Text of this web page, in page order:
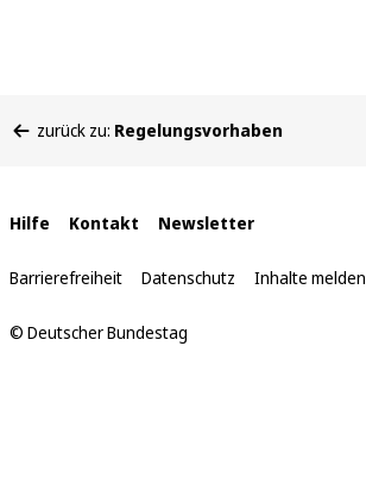
befinden
zurück zu: Regelungsvorhaben
Interne
Links
Hilfe Kontakt Newsletter
Barrierefreiheit Datenschutz Inhalte melden
© Deutscher Bundestag